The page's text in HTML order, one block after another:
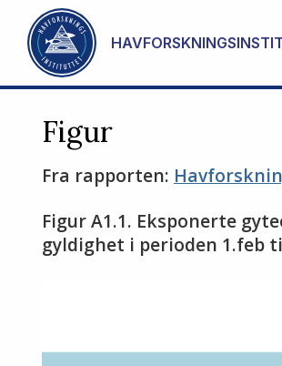
Gå til hovedinnhold
Figur
Fra rapporten:
Figur A1.1. Eksponerte
gyldighet i perioden 1.feb